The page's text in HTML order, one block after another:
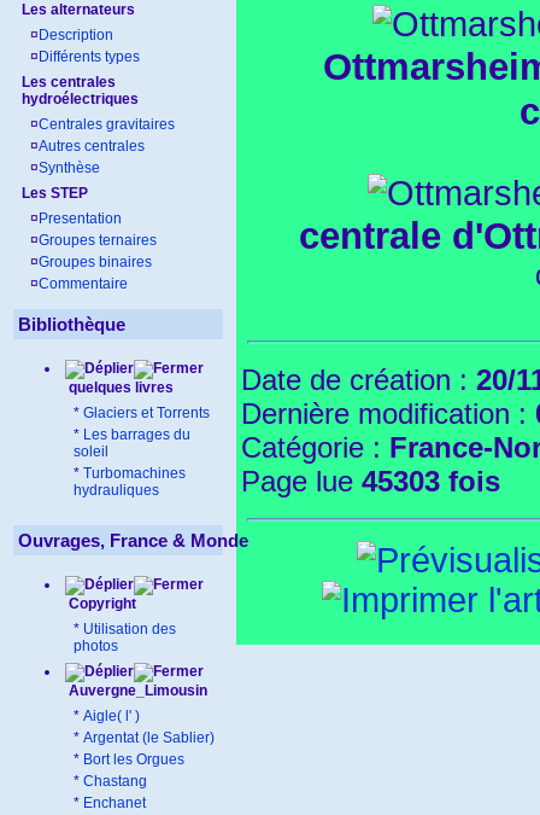
Les alternateurs
¤ Description
¤ Différents types
Les centrales
hydroélectriques
¤Centrales gravitaires
¤Autres centrales
¤Synthèse
Les STEP
¤ Presentation
¤Groupes ternaires
¤Groupes binaires
¤Commentaire
Bibliothèque
quelques livres
* Glaciers et Torrents
* Les barrages du
soleil
* Turbomachines
hydrauliques
Ouvrages, France & Monde
Copyright
* Utilisation des
photos
Auvergne_Limousin
* Aigle( l' )
* Argentat (le Sablier)
* Bort les Orgues
* Chastang
* Enchanet
centrale
Date de création : 20/
Dernière modification :
Catégorie : France-
Page lue 45303 fois